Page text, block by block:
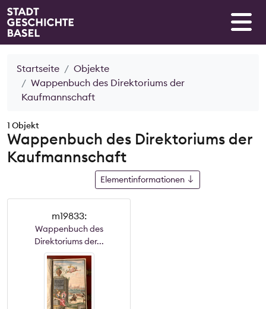
Startseite
Objekte
Wappenbuch des Direktoriums der
Kaufmannschaft
1 Objekt
Wappenbuch des Direktoriums der
Kaufmannschaft
Elementinformationen
m19833:
Wappenbuch des
Direktoriums der...